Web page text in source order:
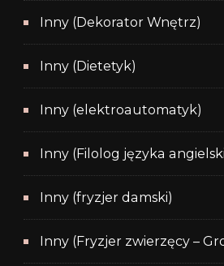
Inny (Dekorator Wnętrz)
Inny (Dietetyk)
Inny (elektroautomatyk)
Inny (Filolog języka
Inny (fryzjer damski)
Inny (Fryzjer zwierzęcy –